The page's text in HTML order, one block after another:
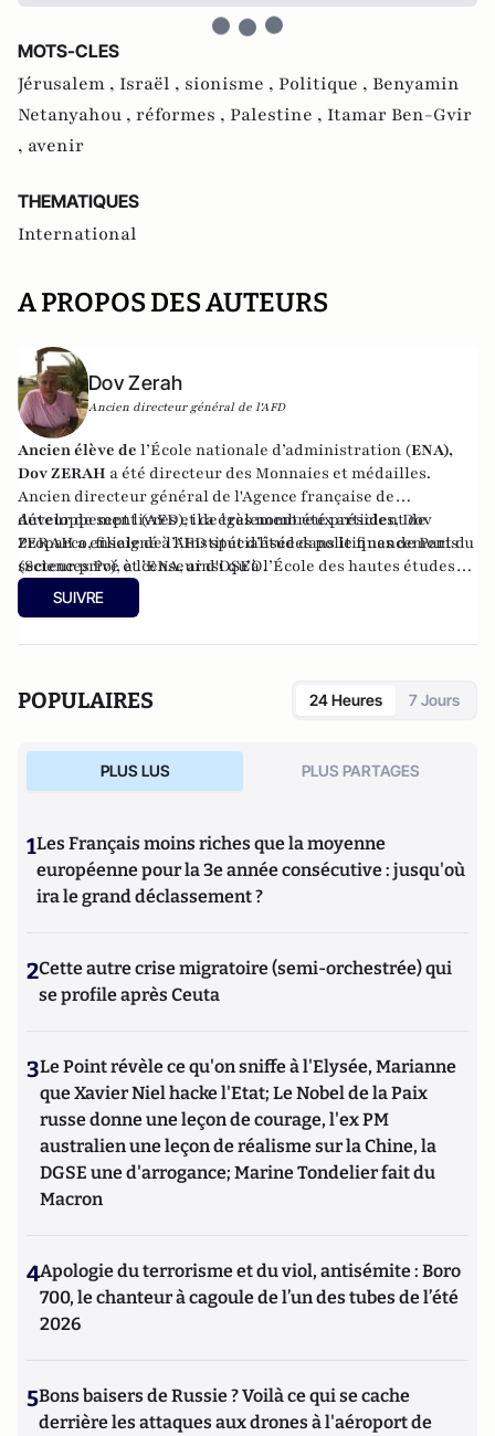
MOTS-CLES
Jérusalem , Israël , sionisme , Politique , Benyamin
Netanyahou , réformes , Palestine , Itamar Ben-Gvir
, avenir
THEMATIQUES
International
A PROPOS DES AUTEURS
Dov Zerah
Ancien directeur général de l'AFD
Ancien élève de l’École nationale d’administration (ENA),
Dov ZERAH a été directeur des Monnaies et médailles.
Ancien directeur général de l'Agence française de
développement (AFD), il a également été président de
Proparco, filiale de l’AFD spécialisée dans le financement du
secteur privé et censeur d'OSEO.
Auteur de sept livres et de très nombreux articles, Dov
ZERAH a enseigné à l’Institut d’études politiques de Paris
(Sciences Po), à l’ENA, ainsi qu’à l’École des hautes études
commerciales de Paris (HEC). Conseiller municipal de
Neuilly-sur-Seine de 2008 à 2014, et à nouveau depuis 2020.
SUIVRE
POPULAIRES 24 Heures 7 Jours
PLUS LUS PLUS PARTAGES
1Les Français moins riches que la moyenne
européenne pour la 3e année consécutive : jusqu'où
ira le grand déclassement ?
2Cette autre crise migratoire (semi-orchestrée) qui
se profile après Ceuta
3Le Point révèle ce qu'on sniffe à l'Elysée, Marianne
que Xavier Niel hacke l'Etat; Le Nobel de la Paix
russe donne une leçon de courage, l'ex PM
australien une leçon de réalisme sur la Chine, la
DGSE une d'arrogance; Marine Tondelier fait du
Macron
4Apologie du terrorisme et du viol, antisémite : Boro
700, le chanteur à cagoule de l’un des tubes de l’été
2026
5Bons baisers de Russie ? Voilà ce qui se cache
derrière les attaques aux drones à l'aéroport de